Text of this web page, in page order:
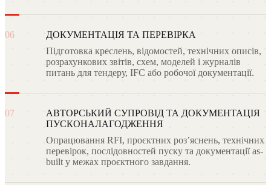
06
ДОКУМЕНТАЦІЯ ТА ПЕРЕВІРКА
Підготовка креслень, відомостей, технічних описів,
розрахункових звітів, схем, моделей і журналів
питань для тендеру, IFC або робочої документації.
07
АВТОРСЬКИЙ СУПРОВІД ТА ДОКУМЕНТАЦІЯ
ПУСКОНАЛАГОДЖЕННЯ
Опрацювання RFI, проєктних розʼяснень, технічних
перевірок, послідовностей пуску та документації as-
built у межах проєктного завдання.